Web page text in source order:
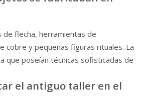
de flecha, herramientas de
cobre y pequeñas figuras rituales. La
que poseían técnicas sofisticadas de
el antiguo taller en el